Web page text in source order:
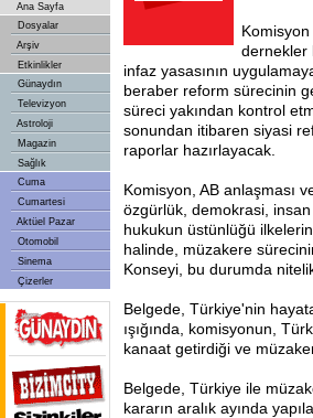
Ana Sayfa
Dosyalar
Arşiv
Etkinlikler
Günaydın
Televizyon
Astroloji
Magazin
Sağlık
Cuma
Cumartesi
Aktüel Pazar
Otomobil
Sinema
Çizerler
dernekler
infaz yasasının
beraber reform sürecinin
süreci yakından kontrol
sonundan itibaren siyasi
raporlar hazırlayacak.
Komisyon, AB anlaşması
özgürlük, demokrasi,
hukukun üstünlüğü
halinde, müzakere
Konseyi, bu durumda
Belgede, Türkiye'nin
ışığında, komisyonun,
kanaat getirdiği ve
Belgede, Türkiye ile
kararın aralık ayında